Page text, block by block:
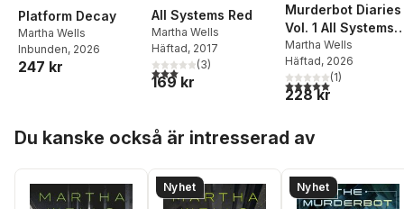
Platform Decay
Martha Wells
Inbunden, 2026
247 kr
All Systems Red
Martha Wells
Häftad, 2017
3,0utav 5 stjärnor. Totalt antal röster:
(3)
169 kr
Murderbot Diaries
Vol. 1 All Systems
Red, Artificial
Condition
Martha Wells
Häftad, 2026
5,0utav 5 stjärnor.
(1)
228 kr
Du kanske också är intresserad av
Nyhet Nyhet